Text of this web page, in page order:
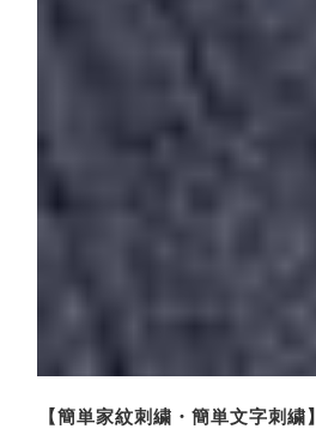
【簡単家紋刺繍・簡単文字刺